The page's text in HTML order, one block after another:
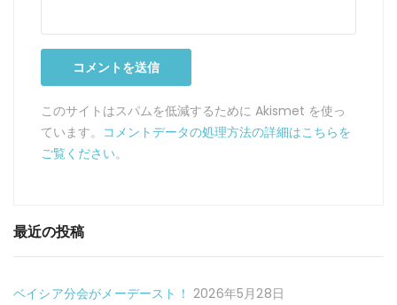
このサイトはスパムを低減するために Akismet を使っ
ています。 コメントデータの処理方法の詳細はこちらを
ご覧ください。
最近の投稿
ベイシア分会がメーデースト！ 2026年5月28日